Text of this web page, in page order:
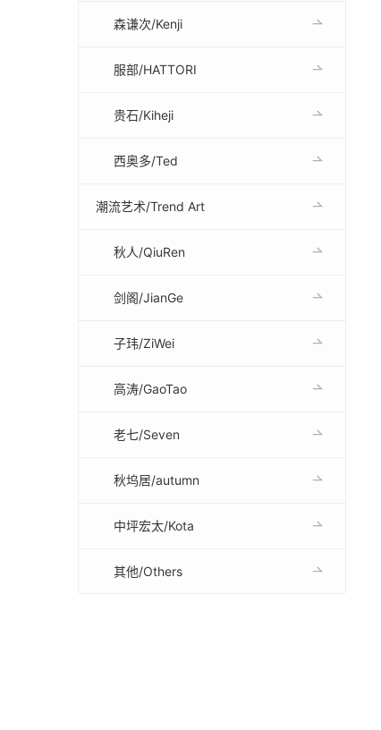
森谦次/Kenji
服部/HATTORI
贵石/Kiheji
西奥多/Ted
潮流艺术/Trend Art
秋人/QiuRen
剑阁/JianGe
子玮/ZiWei
高涛/GaoTao
老七/Seven
秋坞居/autumn
中坪宏太/Kota
其他/Others